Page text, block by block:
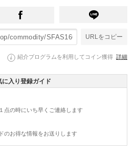
URLをコピー
紹介プログラムを利用してコイン獲得 詳細
に入り登録ガイド
点の時にいち早くご連絡します
のお得な情報をお送りします